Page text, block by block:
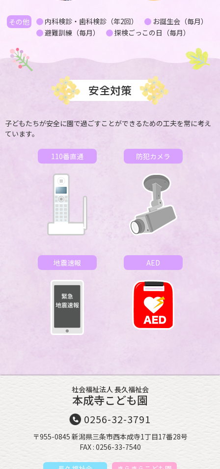
その他 内科検診・歯科検診（年2回）
お誕生会（毎月）
避難訓練（毎月）
探検ごっこの日（毎月）
安全対策
子どもたちが安全に園で過ごすことができるための工夫を常に考え
ています。
110番直通 防犯カメラ
地震速報 AED
社会福祉法人 長久福祉会
本成寺こども園
0256-32-3791
〒955-0845 新潟県三条市西本成寺1丁目17番28号
FAX : 0256-33-7540